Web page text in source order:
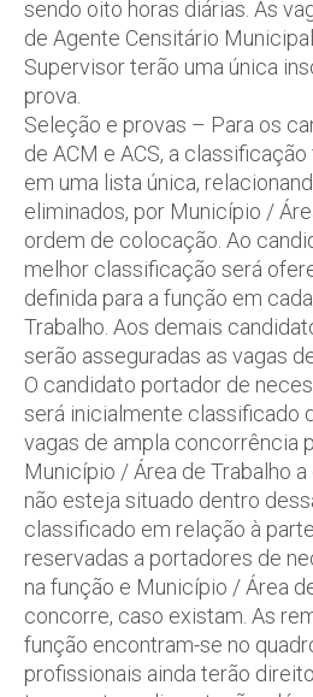
sendo oito horas diárias. As
de Agente Censitário
Supervisor terão uma única
prova.
Seleção e provas – Para os
de ACM e ACS, a
em uma lista única,
eliminados, por Município /
ordem de colocação. Ao
melhor classificação será
definida para a função em
Trabalho. Aos demais
serão asseguradas as vagas de
O candidato portador de
será inicialmente classificado
vagas de ampla concorrência
Município / Área de Trabalho
não esteja situado dentro
classificado em relação à
reservadas a portadores de
na função e Município / Área
concorre, caso existam. As
função encontram-se no
profissionais ainda terão